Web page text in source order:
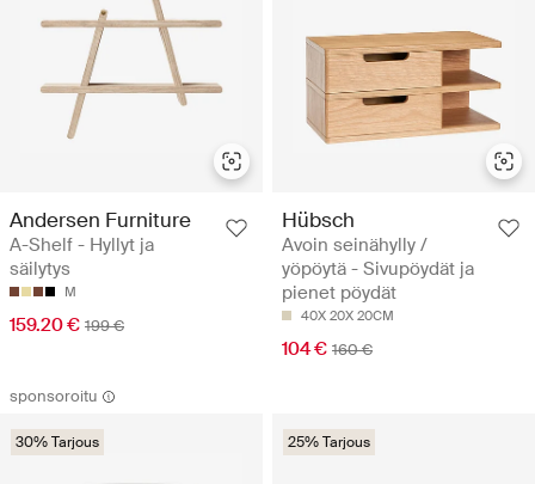
Andersen Furniture
A-Shelf - Hyllyt ja
säilytys
M
159.20 € 199 €
Hübsch
Avoin seinähylly /
yöpöytä - Sivupöydät ja
pienet pöydät
40X 20X 20CM
104 € 160 €
sponsoroitu
30% Tarjous 25% Tarjous